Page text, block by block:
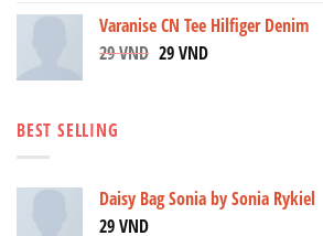
Varanise CN Tee Hilfiger Denim
29VND 29VND
BEST SELLING
Daisy Bag Sonia by Sonia Rykiel
29VND